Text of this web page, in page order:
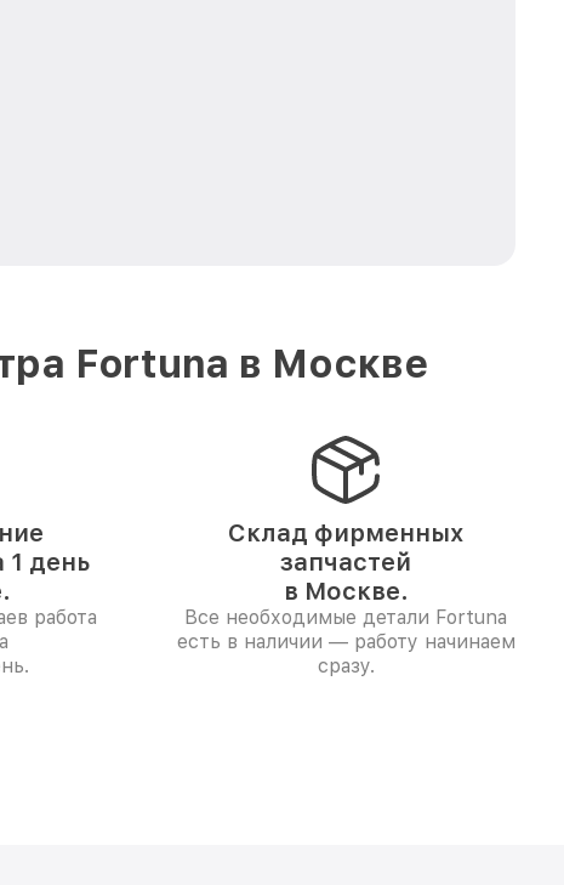
Fortuna в Москве
1 день
работа
Склад фирменных
запчастей
в Москве.
Все необходимые детали Fortuna
есть в наличии — работу начинаем
сразу.